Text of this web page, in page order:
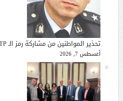
تحذير المواطنين من مشاركة رمز الـ OTP
أغسطس 7, 2026